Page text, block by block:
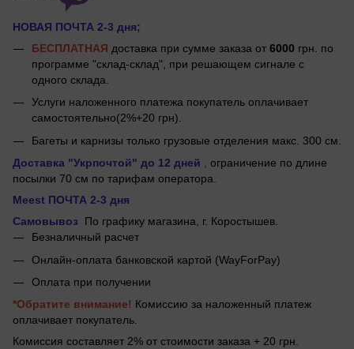
НОВАЯ ПОЧТА 2-3 дня;
БЕСПЛАТНАЯ доставка при сумме заказа от 6000 грн. по
программе "склад-склад", при решающем сигнале с
одного склада.
Услуги наложенного платежа покупатель оплачивает
самостоятельно(2%+20 грн).
Багеты и карнизы только грузовые отделения макс. 300 см.
Доставка "Укрпочтой" до 12 дней
ограничение по длине
посылки 70 см по тарифам оператора.
Meest ПОЧТА 2-3 дня
Самовывоз
По графику магазина, г. Коростышев.
Безналичный расчет
Онлайн-оплата банковской картой (WayForPay)
Оплата при получении
*Обратите внимание! Комиссию за наложенный платеж
оплачивает покупатель.
Комиссия составляет 2% от стоимости заказа + 20 грн.